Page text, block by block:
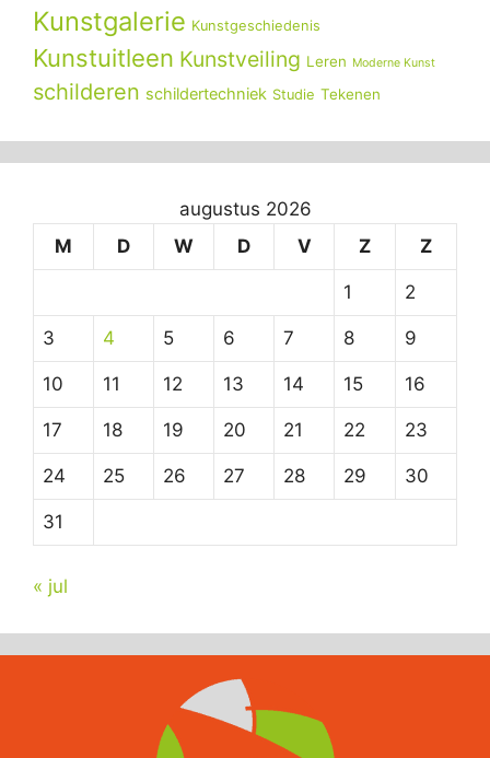
Kunstgalerie Kunstgeschiedenis
Kunstuitleen Kunstveiling Leren Moderne Kunst
schilderen schildertechniek Studie Tekenen
augustus 2026
M
D W D V Z Z
1 2
3 4 5 6 7 8 9
10 11 12 13 14 15 16
17 18 19 20 21 22 23
24 25 26 27 28 29 30
31
« jul